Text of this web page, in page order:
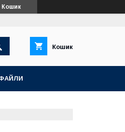
Кошик
Кошик